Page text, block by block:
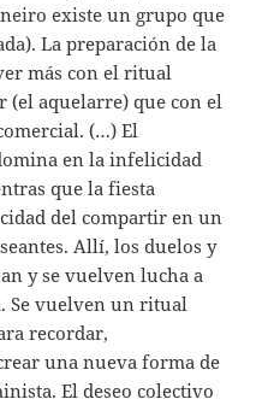
existe un grupo que
La preparación de la
más con el ritual
(el aquelarre) que con el
(…) El
en la infelicidad
que la fiesta
del compartir en un
Allí, los duelos y
y se vuelven lucha a
Se vuelven un ritual
recordar,
una nueva forma de
El deseo colectivo